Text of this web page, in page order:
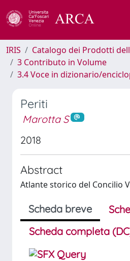
IRIS
Catalogo dei Prodotti
3 Contributo in Volume
3.4 Voce in dizionario/
Periti
Marotta S
2018
Abstract
Atlante storico del Concilio
Scheda breve
Scheda completa